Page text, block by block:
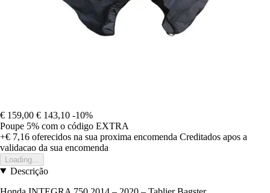
€ 159,00 € 143,10 -10%
Poupe 5% com o código EXTRA
+€ 7,16 oferecidos na sua proxima encomenda Creditados apos a
validacao da sua encomenda
Loading...
Descrição